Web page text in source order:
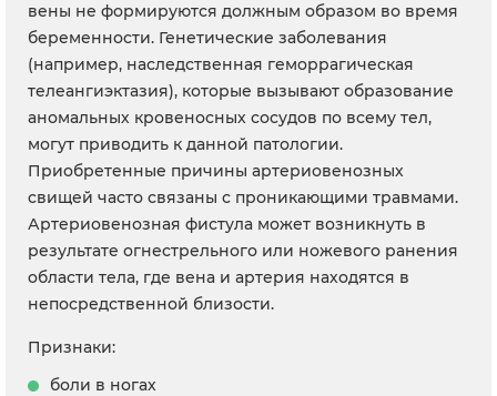
вены не формируются должным образом во время
беременности. Генетические заболевания
(например, наследственная геморрагическая
телеангиэктазия), которые вызывают образование
аномальных кровеносных сосудов по всему тел,
могут приводить к данной патологии.
Приобретенные причины артериовенозных
свищей часто связаны с проникающими травмами.
Артериовенозная фистула может возникнуть в
результате огнестрельного или ножевого ранения
области тела, где вена и артерия находятся в
непосредственной близости.
Признаки:
боли в ногах